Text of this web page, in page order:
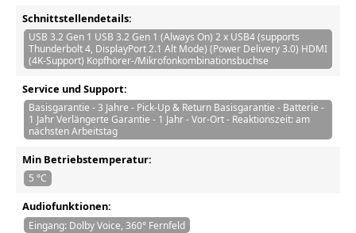
Schnittstellendetails:
USB 3.2 Gen 1 USB 3.2 Gen 1 (Always On) 2 x USB4 (supports
Thunderbolt 4, DisplayPort 2.1 Alt Mode) (Power Delivery 3.0) HDMI
(4K-Support) Kopfhörer-/Mikrofonkombinationsbuchse
Service und Support:
Basisgarantie - 3 Jahre - Pick-Up & Return Basisgarantie - Batterie -
1 Jahr Verlängerte Garantie - 1 Jahr - Vor-Ort - Reaktionszeit: am
nächsten Arbeitstag
Min Betriebstemperatur:
5 °C
Audiofunktionen:
Eingang: Dolby Voice, 360° Fernfeld